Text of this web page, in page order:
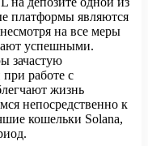
платформы являются
на все меры
успешными.
зачастую
работе с
жизнь
непосредственно к
кошельки Solana,